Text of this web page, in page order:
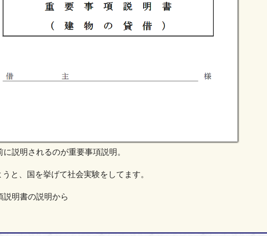
説明されるのが重要事項説明。
と、国を挙げて社会実験をしてます。
説明書の説明から